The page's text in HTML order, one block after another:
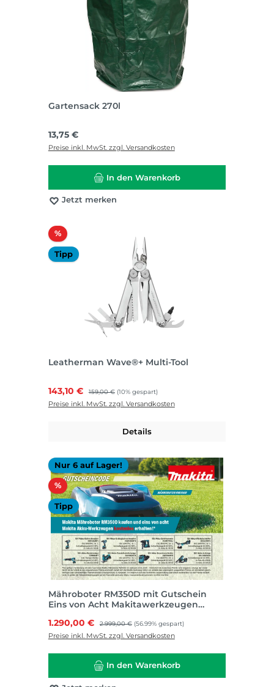
Gartensack 270l
Regulärer Preis:
13,75 €
Preise inkl. MwSt. zzgl. Versandkosten
In den Warenkorb
Jetzt merken
%Rabatt
Tipp
Leatherman Wave®+ Multi-Tool
Verkaufspreis:
143,10 € Regulärer Preis:
159,00 € (10% gespart)
Preise inkl. MwSt. zzgl. Versandkosten
Details
Nur 6 auf Lager!
%Rabatt
Tipp
Mähroboter RM350D mit Gutschein
Eins von Acht Makitawerkzeugen
Verkaufspreis:
1.290,00 € Regulärer Preis:
2.999,00 € (56.99% gespart)
Preise inkl. MwSt. zzgl. Versandkosten
In den Warenkorb